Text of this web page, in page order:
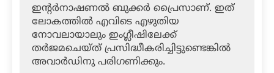
ഇന്റര്‍നാഷണല്‍ ബുക്കര്‍ പ്രൈസാണ്. ഇത്
ലോകത്തില്‍ എവിടെ എഴുതിയ
നോവലായാലും ഇംഗ്ലീഷിലേക്ക്
തര്‍ജമചെയ്ത് പ്രസിദ്ധീകരിച്ചിട്ടുണ്ടെങ്കില്‍
അവാര്‍ഡിനു പരിഗണിക്കും.